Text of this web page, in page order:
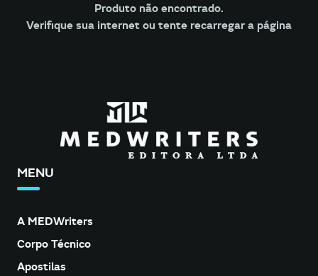
Produto não encontrado.
Verifique sua internet ou tente recarregar a página
MENU
A MEDWriters
Corpo Técnico
Apostilas